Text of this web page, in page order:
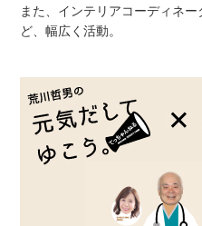
また、インテリアコーディネ
ど、幅広く活動。